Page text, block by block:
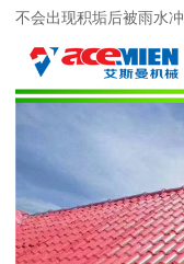
不会出现积垢后被雨水